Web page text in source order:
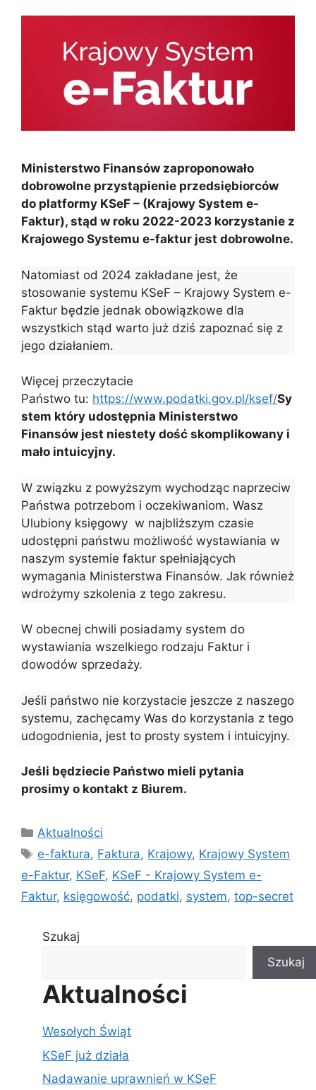
Ministerstwo Finansów zaproponowało
dobrowolne przystąpienie przedsiębiorców
do platformy KSeF – (Krajowy System e-
Faktur), stąd w roku 2022-2023 korzystanie z
Krajowego Systemu e-faktur jest dobrowolne.
Natomiast od 2024 zakładane jest, że
stosowanie systemu KSeF – Krajowy System e-
Faktur będzie jednak obowiązkowe dla
wszystkich stąd warto już dziś zapoznać się z
jego działaniem.
Więcej przeczytacie
Państwo tu: https://www.podatki.gov.pl/ksef/Sy
stem który udostępnia Ministerstwo
Finansów jest niestety dość skomplikowany i
mało intuicyjny.
W związku z powyższym wychodząc naprzeciw
Państwa potrzebom i oczekiwaniom. Wasz
Ulubiony księgowy w najbliższym czasie
udostępni państwu możliwość wystawiania w
naszym systemie faktur spełniających
wymagania Ministerstwa Finansów. Jak również
wdrożymy szkolenia z tego zakresu.
W obecnej chwili posiadamy system do
wystawiania wszelkiego rodzaju Faktur i
dowodów sprzedaży.
Jeśli państwo nie korzystacie jeszcze z naszego
systemu, zachęcamy Was do korzystania z tego
udogodnienia, jest to prosty system i intuicyjny.
Jeśli będziecie Państwo mieli pytania
prosimy o kontakt z Biurem.
Kategorie
Aktualności
Tagi
e-faktura, Faktura, Krajowy, Krajowy System
e-Faktur, KSeF, KSeF - Krajowy System e-
Faktur, księgowość, podatki, system, top-secret
Szukaj
Szukaj
Aktualności
Wesołych Świąt
KSeF już działa
Nadawanie uprawnień w KSeF